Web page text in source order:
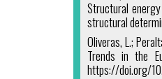
Structural
structural
Oliveras, L.;
Trends in the
https://doi.org/